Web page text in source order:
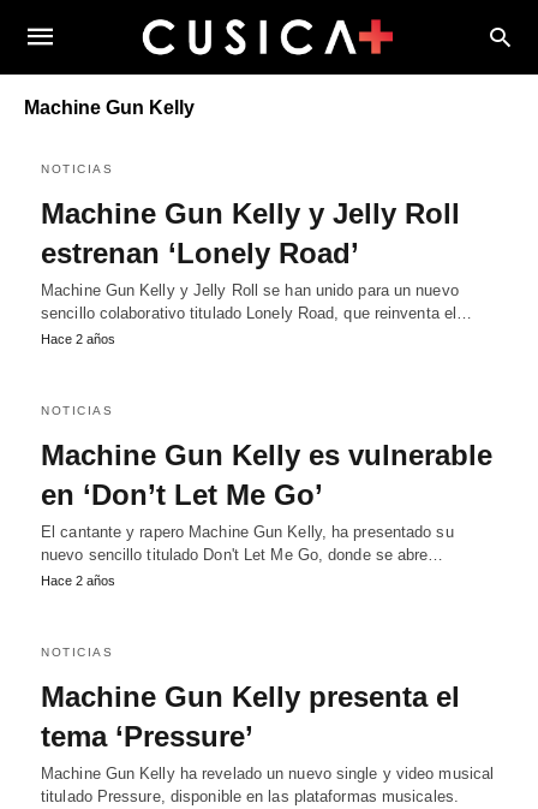
Machine Gun Kelly
NOTICIAS
Machine Gun Kelly y Jelly Roll
estrenan ‘Lonely Road’
Machine Gun Kelly y Jelly Roll se han unido para un nuevo
sencillo colaborativo titulado Lonely Road, que reinventa el…
Hace 2 años
NOTICIAS
Machine Gun Kelly es vulnerable
en ‘Don’t Let Me Go’
El cantante y rapero Machine Gun Kelly, ha presentado su
nuevo sencillo titulado Don't Let Me Go, donde se abre…
Hace 2 años
NOTICIAS
Machine Gun Kelly presenta el
tema ‘Pressure’
Machine Gun Kelly ha revelado un nuevo single y video musical
titulado Pressure, disponible en las plataformas musicales.